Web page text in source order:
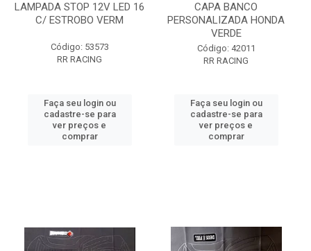
LAMPADA STOP 12V LED 16
C/ ESTROBO VERM
Código: 53573
RR RACING
Faça seu login ou
cadastre-se para
ver preços e
comprar
CAPA BANCO
PERSONALIZADA HONDA
VERDE
Código: 42011
RR RACING
Faça seu login ou
cadastre-se para
ver preços e
comprar